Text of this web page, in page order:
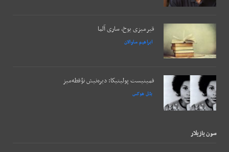
قیرمیزی یوخ، ساری آلما
ابراهیم ساوالان
فمینیست پولیتیکا: دیره‌نیش نؤقطه‌میز
بئل هوکس
سون يازيلار